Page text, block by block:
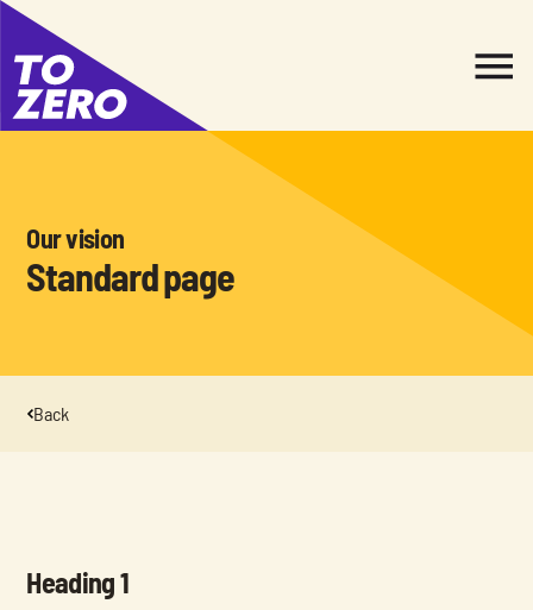
Our vision
Standard page
Back
Heading 1